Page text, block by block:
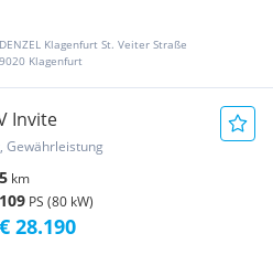
DENZEL Klagenfurt St. Veiter Straße
9020 Klagenfurt
Invite
Gewährleistung
5 km
109 PS (80 kW)
€ 28.190